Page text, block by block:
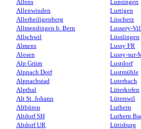
Allens
Allenwinden
Allerheiligenberg
Allmendingen b. Bern
Allschwil
Almens
Alosen
Alp Grüm
Alpnach Dorf
Alpnachstad
Alpthal
Alt St. Johann
Altbüron
Altdorf SH
Altdorf UR
Lupsingen
Lurtigen
Lüscherz
Lussery-
Lüsslingen
Lussy FR
Lussy-sur-
Lustdorf
Lustmühle
Luterbach
Lüterkofen
Lüterswil
Luthern
Luthern
Lütisburg